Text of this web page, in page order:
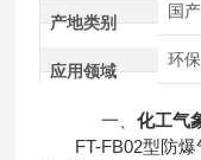
产地类别
国产
应用领域
环
一、化工气
FT-FB02型防爆